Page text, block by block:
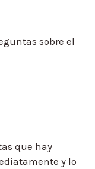
sobre el
que hay
y lo